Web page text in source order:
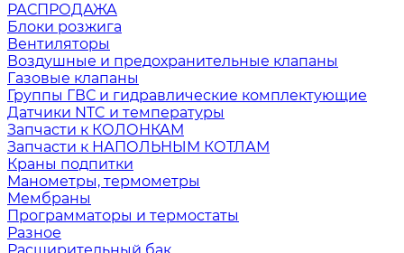
РАСПРОДАЖА
Блоки розжига
Вентиляторы
Воздушные и предохранительные клапаны
Газовые клапаны
Группы ГВС и гидравлические комплектующие
Датчики NTC и температуры
Запчасти к КОЛОНКАМ
Запчасти к НАПОЛЬНЫМ КОТЛАМ
Краны подпитки
Манометры, термометры
Мембраны
Программаторы и термостаты
Разное